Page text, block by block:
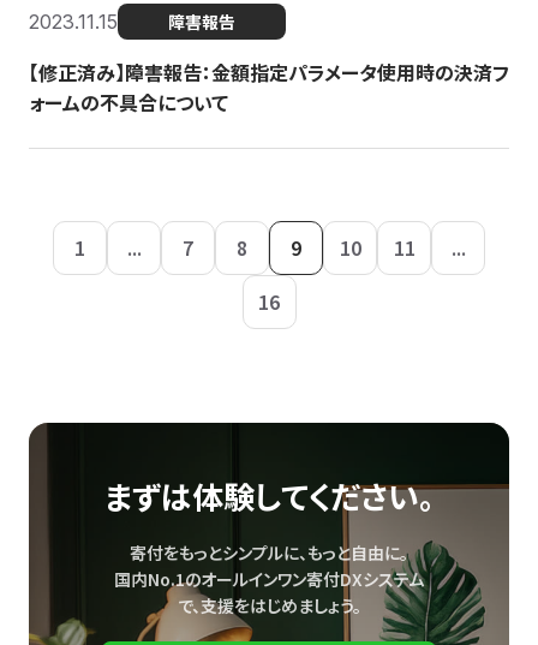
2023.11.15 障害報告
【修正済み】障害報告：金額指定パラメータ使用時の決済フ
ォームの不具合について
1 ... 7 8 9 10 11
...
16
まずは体験してください。
寄付をもっとシンプルに、もっと自由に。
国内No.1のオールインワン寄付DXシステム
で、支援をはじめましょう。